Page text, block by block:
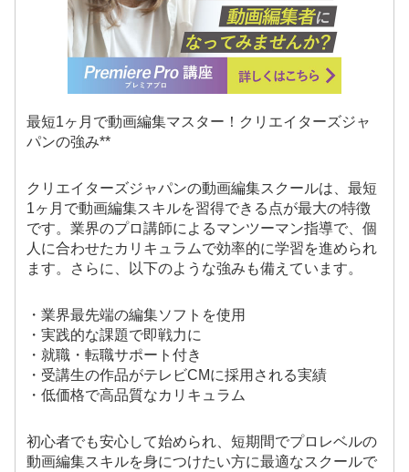
最短1ヶ月で動画編集マスター！クリエイターズジャ
パンの強み**
クリエイターズジャパンの動画編集スクールは、最短
1ヶ月で動画編集スキルを習得できる点が最大の特徴
です。業界のプロ講師によるマンツーマン指導で、個
人に合わせたカリキュラムで効率的に学習を進められ
ます。さらに、以下のような強みも備えています。
・業界最先端の編集ソフトを使用
・実践的な課題で即戦力に
・就職・転職サポート付き
・受講生の作品がテレビCMに採用される実績
・低価格で高品質なカリキュラム
初心者でも安心して始められ、短期間でプロレベルの
動画編集スキルを身につけたい方に最適なスクールで